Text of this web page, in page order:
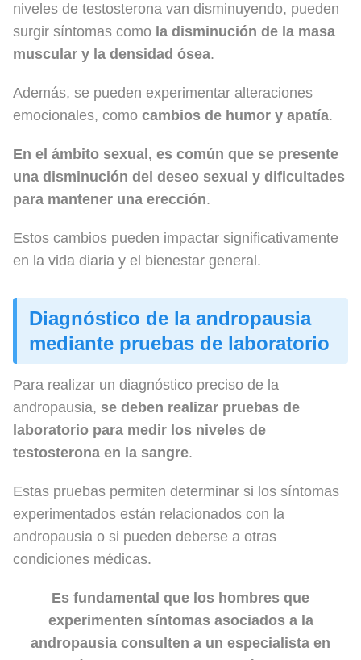
niveles de testosterona van disminuyendo, pueden
surgir síntomas como la disminución de la masa
muscular y la densidad ósea.
Además, se pueden experimentar alteraciones
emocionales, como cambios de humor y apatía.
En el ámbito sexual, es común que se presente
una disminución del deseo sexual y dificultades
para mantener una erección.
Estos cambios pueden impactar significativamente
en la vida diaria y el bienestar general.
Diagnóstico de la andropausia
mediante pruebas de laboratorio
Para realizar un diagnóstico preciso de la
andropausia, se deben realizar pruebas de
laboratorio para medir los niveles de
testosterona en la sangre.
Estas pruebas permiten determinar si los síntomas
experimentados están relacionados con la
andropausia o si pueden deberse a otras
condiciones médicas.
Es fundamental que los hombres que
experimenten síntomas asociados a la
andropausia consulten a un especialista en